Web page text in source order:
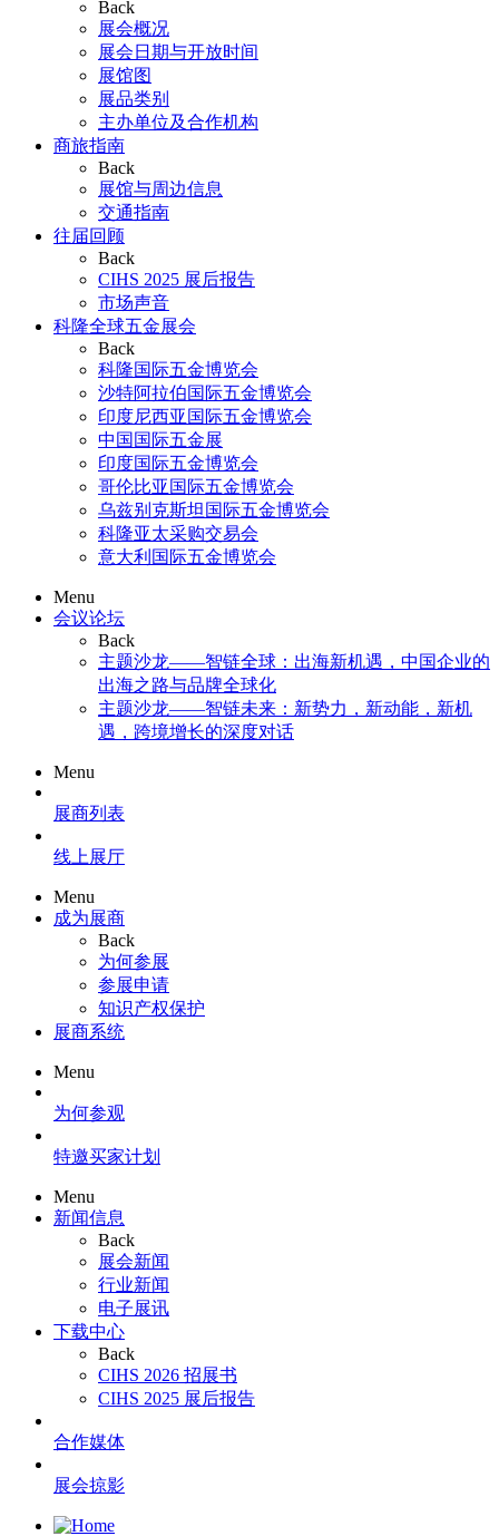
Back
展会概况
展会日期与开放时间
展馆图
展品类别
主办单位及合作机构
商旅指南
Back
展馆与周边信息
交通指南
往届回顾
Back
CIHS 2025 展后报告
市场声音
科隆全球五金展会
Back
科隆国际五金博览会
沙特阿拉伯国际五金博览会
印度尼西亚国际五金博览会
中国国际五金展
印度国际五金博览会
哥伦比亚国际五金博览会
乌兹别克斯坦国际五金博览会
科隆亚太采购交易会
意大利国际五金博览会
Menu
会议论坛
Back
主题沙龙——智链全球：出海新机遇，中国企业的
出海之路与品牌全球化
主题沙龙——智链未来：新势力，新动能，新机
遇，跨境增长的深度对话
Menu
展商列表
线上展厅
Menu
成为展商
Back
为何参展
参展申请
知识产权保护
展商系统
Menu
为何参观
特邀买家计划
Menu
新闻信息
Back
展会新闻
行业新闻
电子展讯
下载中心
Back
CIHS 2026 招展书
CIHS 2025 展后报告
合作媒体
展会掠影